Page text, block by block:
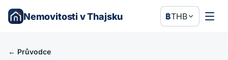
Nemovitosti v Thajsku ฿THB
← Průvodce